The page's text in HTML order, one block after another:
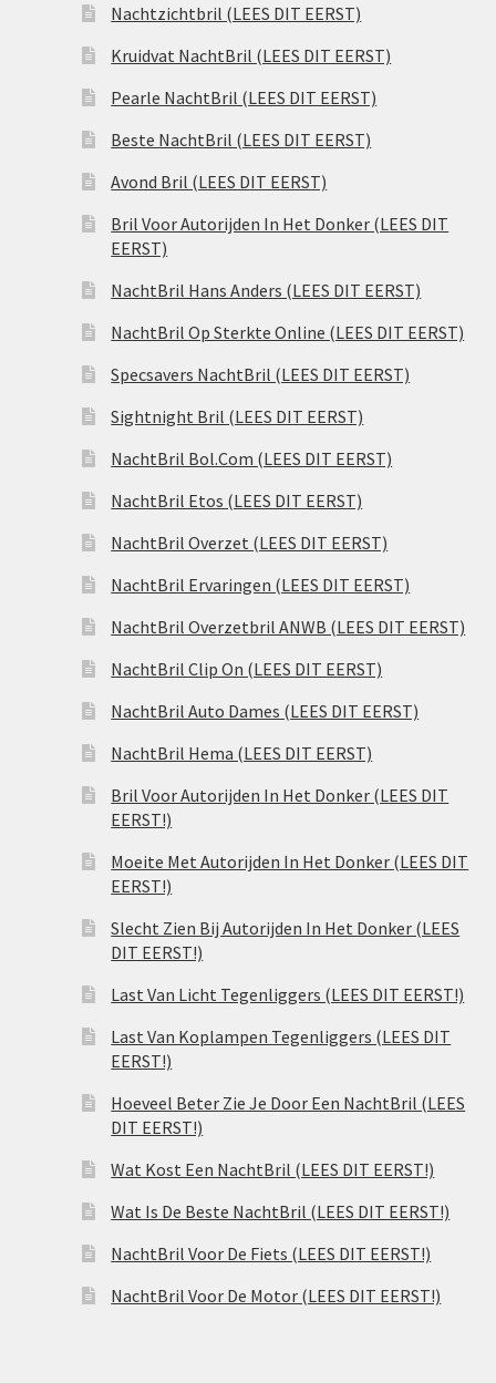
Nachtzichtbril (LEES DIT EERST)
Kruidvat NachtBril (LEES DIT EERST)
Pearle NachtBril (LEES DIT EERST)
Beste NachtBril (LEES DIT EERST)
Avond Bril (LEES DIT EERST)
Bril Voor Autorijden In Het Donker (LEES DIT
EERST)
NachtBril Hans Anders (LEES DIT EERST)
NachtBril Op Sterkte Online (LEES DIT EERST)
Specsavers NachtBril (LEES DIT EERST)
Sightnight Bril (LEES DIT EERST)
NachtBril Bol.Com (LEES DIT EERST)
NachtBril Etos (LEES DIT EERST)
NachtBril Overzet (LEES DIT EERST)
NachtBril Ervaringen (LEES DIT EERST)
NachtBril Overzetbril ANWB (LEES DIT EERST)
NachtBril Clip On (LEES DIT EERST)
NachtBril Auto Dames (LEES DIT EERST)
NachtBril Hema (LEES DIT EERST)
Bril Voor Autorijden In Het Donker (LEES DIT
EERST!)
Moeite Met Autorijden In Het Donker (LEES DIT
EERST!)
Slecht Zien Bij Autorijden In Het Donker (LEES
DIT EERST!)
Last Van Licht Tegenliggers (LEES DIT EERST!)
Last Van Koplampen Tegenliggers (LEES DIT
EERST!)
Hoeveel Beter Zie Je Door Een NachtBril (LEES
DIT EERST!)
Wat Kost Een NachtBril (LEES DIT EERST!)
Wat Is De Beste NachtBril (LEES DIT EERST!)
NachtBril Voor De Fiets (LEES DIT EERST!)
NachtBril Voor De Motor (LEES DIT EERST!)